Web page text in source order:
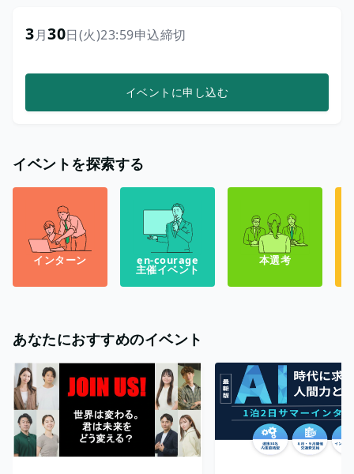
イベントを探索する
インターン en-courage
主催イベント
本選考
あなたにおすすめのイベント
3月30日(火)23:59申込締切
イベントに申し込む